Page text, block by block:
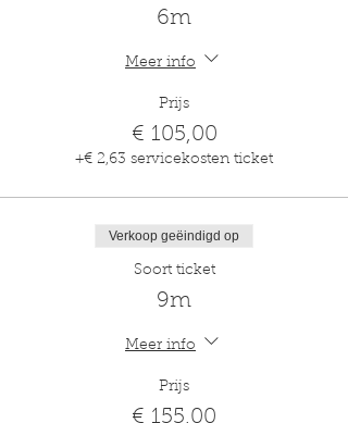
6m
Meer info
Prijs
€ 105,00
+€ 2,63 servicekosten ticket
Verkoop geëindigd op
Soort ticket
9m
Meer info
Prijs
€ 155,00